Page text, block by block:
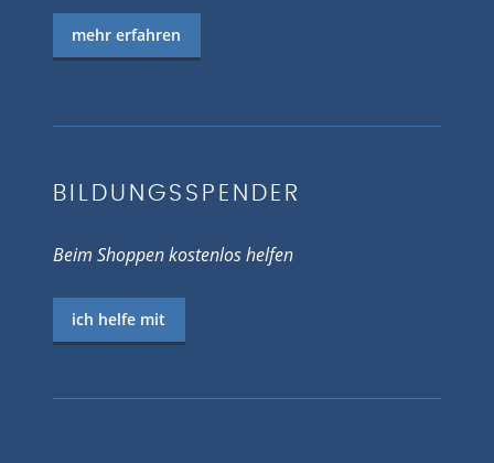
mehr erfahren
BILDUNGSSPENDER
Beim Shoppen kostenlos helfen
ich helfe mit